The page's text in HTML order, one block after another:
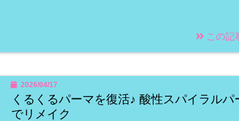
この記
2026/04/17
くるくるパーマを復活♪ 酸性スパイラルパ
でリメイク